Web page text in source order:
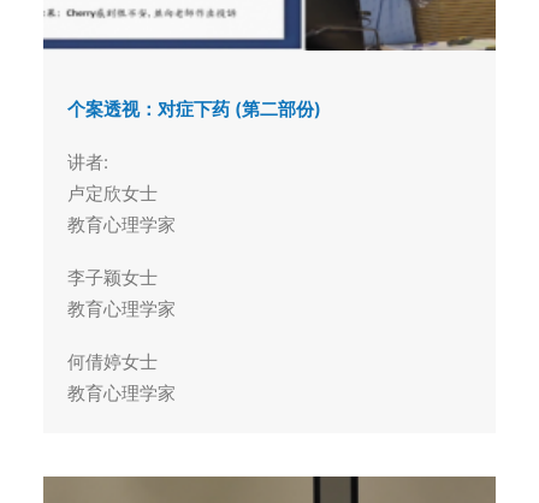
个案透视：对症下药 (第二部份)
讲者:
卢定欣女士
教育心理学家
李子颖女士
教育心理学家
何倩婷女士
教育心理学家